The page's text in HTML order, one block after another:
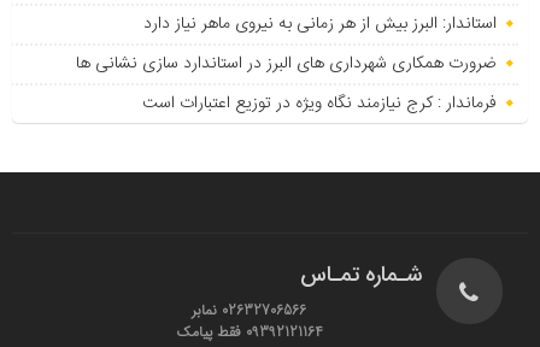
استاندار: البرز بیش از هر زمانی به نیروی ماهر نیاز دارد
ضرورت همکاری شهرداری های البرز در استاندارد سازی نشانی ها
فرماندار : کرج نیازمند نگاه ویژه در توزیع اعتبارات است
شـماره تمـاس
02632706566 نمابر
09392121164 فقط پیامک